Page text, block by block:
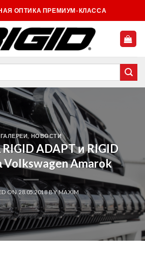
ОПТИКА ПРЕМИУМ-КЛАССА
ГАЛЕРЕИ НОВОСТИ
ADAPT и RIGID
Volkswagen Amarok
ON28.05.2018BYMAXIM